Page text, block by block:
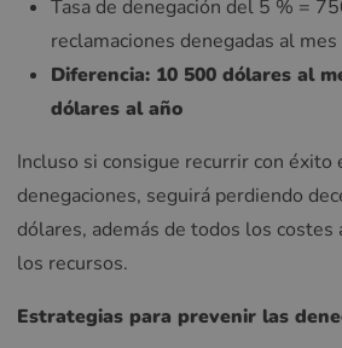
Tasa de denegación del 5 % =
reclamaciones denegadas al mes
Diferencia: 10 500 dólares al
dólares al año
Incluso si consigue recurrir con éxito
denegaciones, seguirá perdiendo
dólares, además de todos los
los recursos.
Estrategias para prevenir las